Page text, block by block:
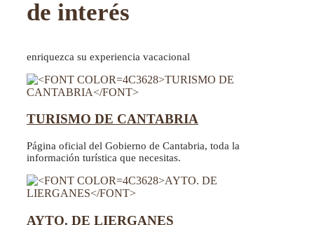
de interés
enriquezca su experiencia vacacional
TURISMO DE CANTABRIA
Página oficial del Gobierno de Cantabria, toda la
información turística que necesitas.
AYTO. DE LIERGANES